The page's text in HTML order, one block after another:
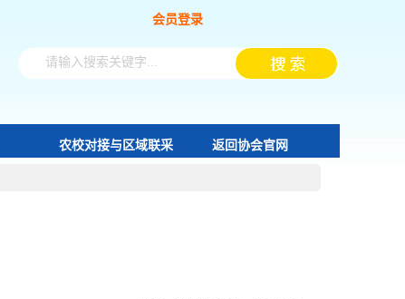
农校对接与区域联采 返回协会官网
会员登录